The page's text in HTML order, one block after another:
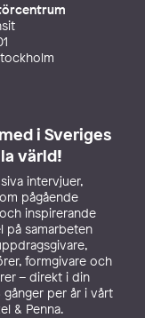
i Sveriges
värld!
intervjuer,
pågående
inspirerande
på samarbeten
formgivare och
– direkt i din
gånger per år i vårt
& Penna.